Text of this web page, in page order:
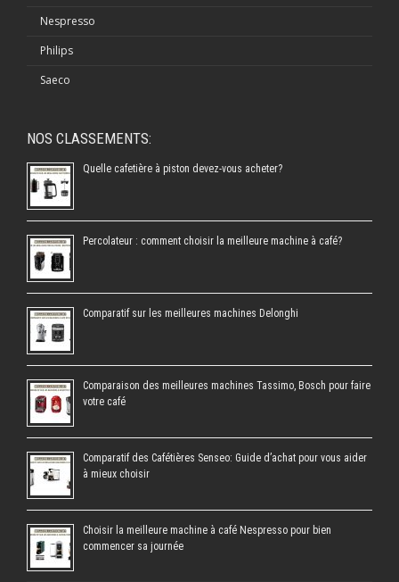
Nespresso
Philips
Saeco
NOS CLASSEMENTS:
Quelle cafetière à piston devez-vous acheter?
Percolateur : comment choisir la meilleure machine à café?
Comparatif sur les meilleures machines Delonghi
Comparaison des meilleures machines Tassimo, Bosch pour faire
votre café
Comparatif des Cafétières Senseo: Guide d’achat pour vous aider
à mieux choisir
Choisir la meilleure machine à café Nespresso pour bien
commencer sa journée